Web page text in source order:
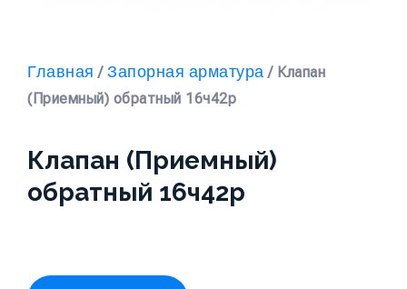
Главная / Запорная арматура / Клапан
(Приемный) обратный 16ч42р
Клапан (Приемный)
обратный 16ч42р